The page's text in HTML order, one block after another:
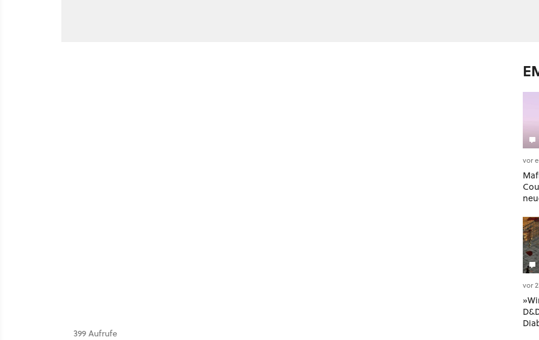
399 Aufrufe
vor
Der
vor